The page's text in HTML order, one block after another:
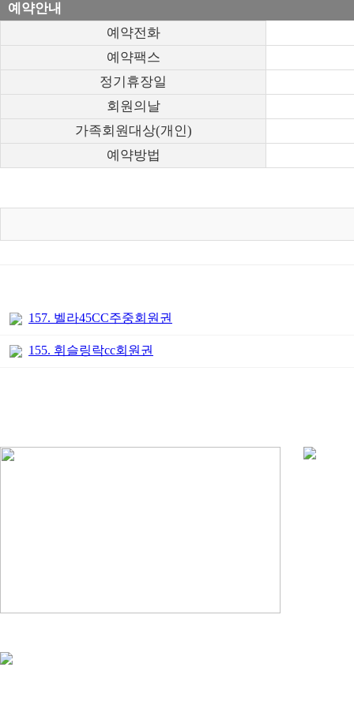
예약안내
예약전화
예약팩스
정기휴장일
회원의날
가족회원대상(개인)
예약방법
157. 벨라45CC주중회원권
155. 휘슬링락cc회원권